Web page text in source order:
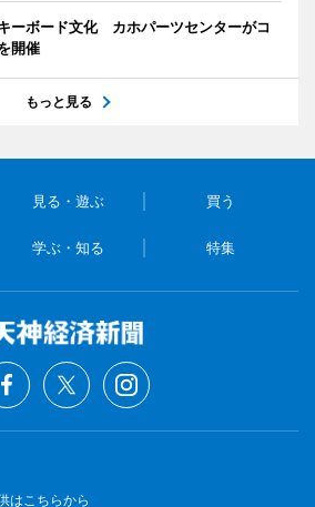
ーボード文化 カホパーツセンターがコ
開催
もっと見る
見る・遊ぶ 買う
学ぶ・知る 特集
はこちらから